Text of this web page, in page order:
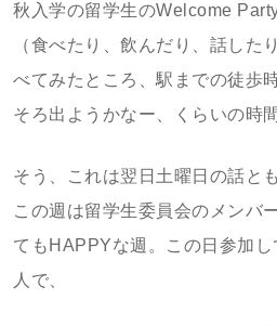
秋入学の留学生のWelcome
（食べたり、飲んだり、話した
べてみたところ、駅までの徒歩
そろ出ようかなー、くらいの時間
そう、これは翌日土曜日の話と
この週は留学生委員会のメンバ
てもHAPPYな週。この日参加
人で、